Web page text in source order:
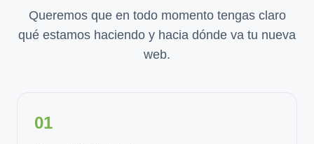
Queremos que en todo momento tengas claro
qué estamos haciendo y hacia dónde va tu nueva
web.
01